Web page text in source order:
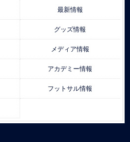
最新情報
グッズ情報
メディア情報
アカデミー情報
フットサル情報